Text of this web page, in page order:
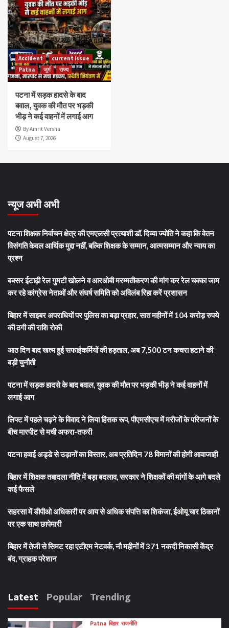
Accident
current issue
Patna
जुर्म राज्य
पटना में सड़क हादसे के बाद
बवाल, युवक की मौत पर भड़की
भीड़ ने कई वाहनों में लगाई आग
By Amrit Versha
August 7, 2026
न्यूज अभी अभी
पटना शिक्षक निर्वाचन क्षेत्र की एमएलसी प्रत्याशी डॉ. दिव्या ज्योति ने कहा कि वेतन
विसंगति केवल आर्थिक मुद्दा नहीं, बल्कि शिक्षक के सम्मान, आत्मसम्मान और न्याय का
प्रश्न
बक्सर ईटाढ़ी रेल गुमटी खोलने व आरओबी मरम्मतीकरण की मांग कर रेल चक्का जाम
कर रहे कांग्रेस नेताओं और संघर्ष समिति को अविलंब रिहा करें प्रशासन
बिहार में साइबर अपराधियों पर पुलिस का बड़ा प्रहार, सात महीनों में 104 करोड़ रुपये
की ठगी की राशि रोकी
आठ दिन बाद खत्म हुई सफाईकर्मियों की हड़ताल, अब 7,500 टन कचरा हटाने की
बड़ी चुनौती
पटना में सड़क हादसे के बाद बवाल, युवक की मौत पर भड़की भीड़ ने कई वाहनों में
लगाई आग
लिफ्ट में पहले चढ़ने के विवाद ने लिया हिंसक रूप, पीएमसीएच में मरीजों के परिजनों के
बीच मारपीट से मची अफरा-तफरी
पटना हवाई अड्डे से उड़ानों का विस्तार, अब प्रतिदिन 78 विमानों की होगी आवाजाही
बिहार में शिक्षक तबादला नीति में बड़ा बदलाव, सरकार ने शिक्षकों की मांगों के आगे बदले
कई फैसले
सहरसा में डीपीओ अधिकारी पर आय से अधिक संपत्ति का शिकंजा, ईओयू चार ठिकानों
पर एक साथ छापेमारी
बिहार में तेजी से सिमट रहा एटीएम नेटवर्क, नौ महीनों में 371 नकदी निकासी केंद्र
बंद, ग्राहक परेशान
Latest Popular Trending
Patna बिहार राजनीति